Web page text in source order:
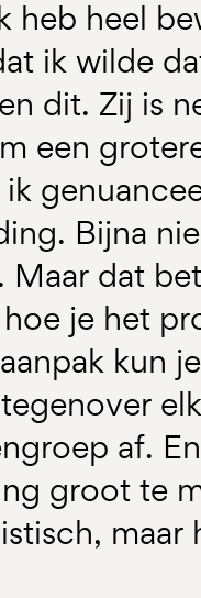
heb heel
ik wilde
dit. Zij is
een
Bijna
dat
je het
kun
af.
groot te
maar